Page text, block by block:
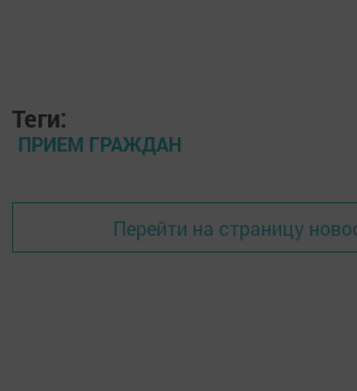
Теги:
ПРИЕМ ГРАЖДАН
Перейти на страницу